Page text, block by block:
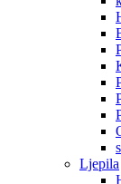
Ljepila